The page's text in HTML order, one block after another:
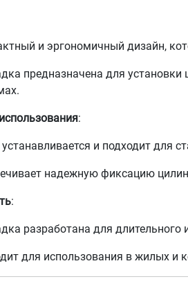
и эргономичный дизайн,
предназначена для
:
и подходит для
надежную фиксацию
:
разработана для
для использования в жилых и